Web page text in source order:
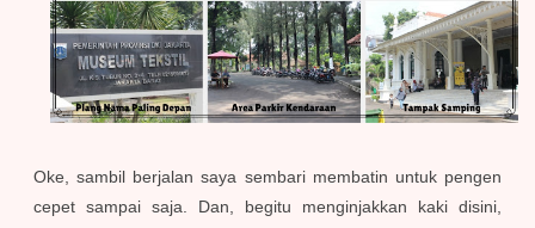
Oke, sambil berjalan saya sembari membatin untuk pengen
cepet sampai saja. Dan, begitu menginjakkan kaki disini,